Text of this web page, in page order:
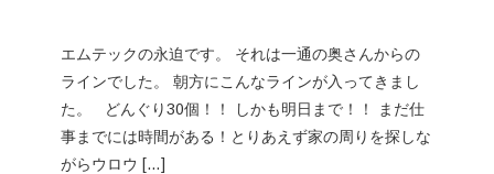
エムテックの永迫です。 それは一通の奥さんからの
ラインでした。 朝方にこんなラインが入ってきまし
た。 どんぐり30個！！ しかも明日まで！！ まだ仕
事までには時間がある！とりあえず家の周りを探しな
がらウロウ […]